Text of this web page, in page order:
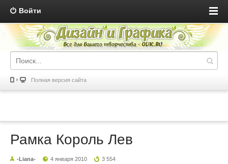
Войти
Полная версия сайта
Рамка Король Лев
-Liana- 4 января 2010 3 554